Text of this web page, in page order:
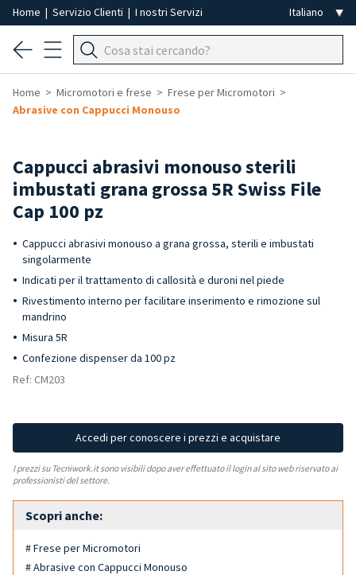
Home | Servizio Clienti | I nostri Servizi
Home Micromotori e frese
Frese per Micromotori
Abrasive con Cappucci Monouso
Cappucci abrasivi monouso sterili
imbustati grana grossa 5R Swiss File
Cap 100 pz
Cappucci abrasivi monouso a grana grossa, sterili e imbustati
singolarmente
Indicati per il trattamento di callosità e duroni nel piede
Rivestimento interno per facilitare inserimento e rimozione sul
mandrino
Misura 5R
Confezione dispenser da 100 pz
Ref: CM203
Accedi per conoscere i prezzi e acquistare
I prezzi su Tecniwork.it sono visibili dopo aver effettuato il login al sito web riservato ai
professionisti del settore.
Scopri anche:
# Frese per Micromotori
# Abrasive con Cappucci Monouso